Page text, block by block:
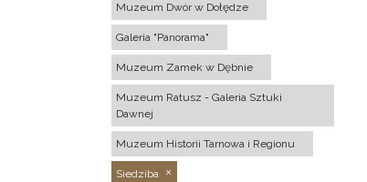
Muzeum Dwór w Dołędze
Galeria "Panorama"
Muzeum Zamek w Dębnie
Muzeum Ratusz - Galeria Sztuki
Dawnej
Muzeum Historii Tarnowa i Regionu
Siedziba